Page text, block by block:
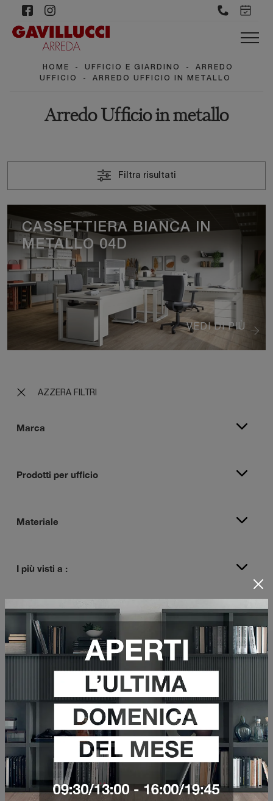
HOME - UFFICIO E GIARDINO -
ARREDO
UFFICIO
- ARREDO UFFICIO IN METALLO
Arredo Ufficio in metallo
AZZERA FILTRI
Marca
Prodotti per ufficio
Materiale
I più visti a :
Filtra risultati
VEDI DI PIÙ
CASSETTIERA BIANCA IN
METALLO 04D
Arredo ufficio in metallo
Da noi potrai comprare i modelli di Arredo Ufficio
in metallomigliori in commercio: siamo il posto
ideale per scoprire tendenze e suggerimenti. Se
desideri composizioni di Arredo Ufficio adeguate
alla metratura e alla tipologia di locale, il nostro
negozio è il posto perfetto per te. I nostri
professionisti d'arredo saranno lieti di affiancarti
nell’acquisto dell'arredamento adatti a esigenze